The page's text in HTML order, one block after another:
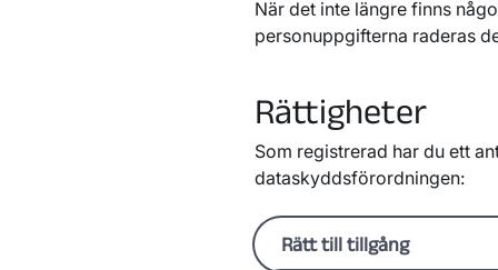
När det inte längre finns
personuppgifterna raderas
Rättigheter
Som registrerad har du ett
dataskyddsförordningen:
Rätt till tillgång